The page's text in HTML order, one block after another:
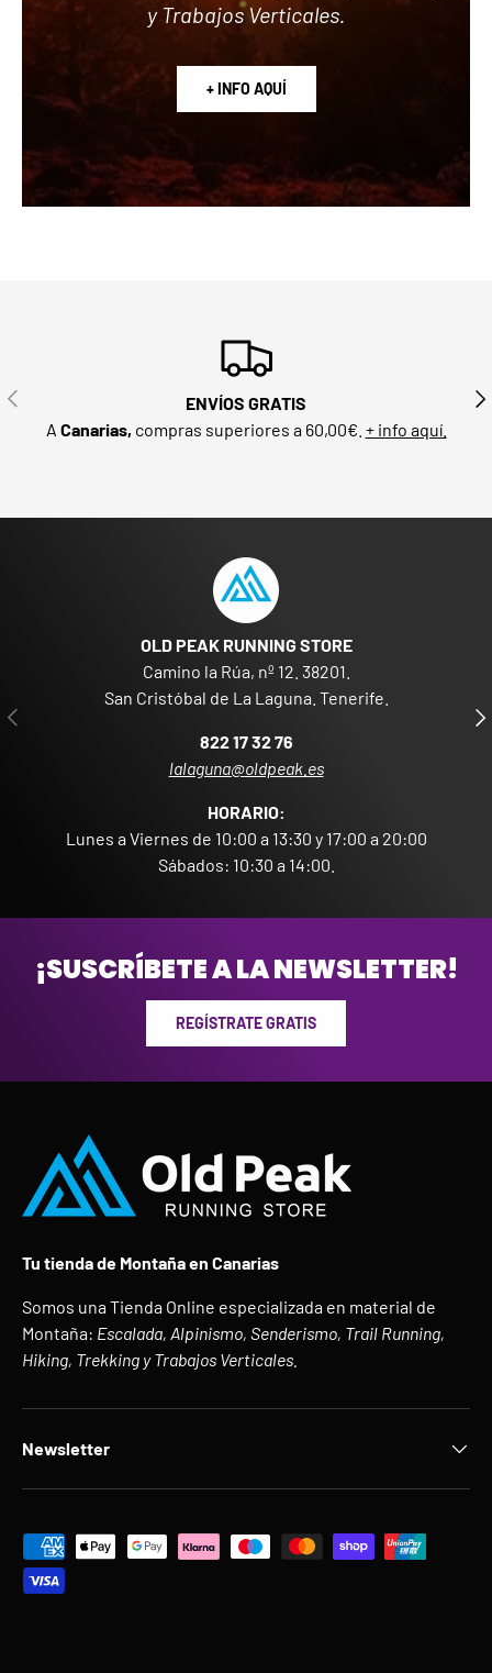
y Trabajos Verticales.
+ INFO AQUÍ
ANTERIOR
ENVÍOS GRATIS
A Canarias, compras superiores a 60,00€. + info aquí.
ANTERIOR
OLD PEAK RUNNING STORE
Camino la Rúa, nº 12. 38201.
San Cristóbal de La Laguna. Tenerife.
822 17 32 76
lalaguna@oldpeak.es
HORARIO:
Lunes a Viernes de 10:00 a 13:30 y 17:00 a 20:00
Sábados: 10:30 a 14:00.
¡SUSCRÍBETE A LA NEWSLETTER!
REGÍSTRATE GRATIS
Tu tienda de Montaña en Canarias
Somos una Tienda Online especializada en material de
Montaña: Escalada, Alpinismo, Senderismo, Trail Running,
Hiking, Trekking y Trabajos Verticales.
Newsletter
Formas de pago aceptadas